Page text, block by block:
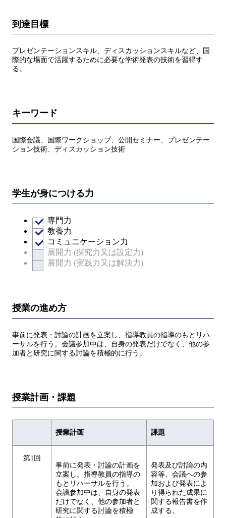
到達目標
プレゼンテーションスキル、ディスカッションスキルなど、国
際的な場面で活躍するために必要な学術発表の技術を習得す
る。
キーワード
国際会議、国際ワークショップ、公開セミナー、プレゼンテー
ション技術、ディスカッション技術
学生が身につける力
専門力
教養力
コミュニケーション力
展開力 (探究力又は設定力)
展開力 (実践力又は解決力)
授業の進め方
事前に発表・討論の計画を立案し、指導教員の指導のもとリハ
ーサルを行う。会議参加中は、自身の発表だけでなく、他の参
加者と研究に関する討論を積極的に行う。
授業計画・課題
授業計画 課題
第1回
事前に発表・討論の計画を
立案し、指導教員の指導の
もとリハーサルを行う。
会議参加中は、自身の発表
だけでなく、他の参加者と
研究に関する討論を積極
発表及び討論の内
容等、会議への参
加および発表によ
り得られた成果に
関する報告書を作
成する。